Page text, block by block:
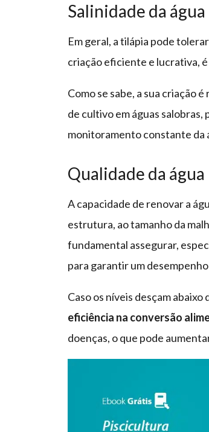
Salinidade da água
Em geral, a tilápia pode
criação eficiente e lucrativa,
Como se sabe, a sua criação
de cultivo em águas
monitoramento constante da
Qualidade da água
A capacidade de renovar a
estrutura, ao tamanho da
fundamental assegurar,
para garantir um
Caso os níveis desçam
eficiência na conversão
doenças, o que pode